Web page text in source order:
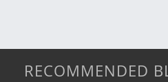
RECOMMENDED